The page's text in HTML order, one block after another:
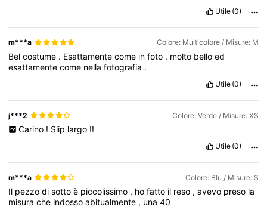
Utile (0)
m***a Colore: Multicolore / Misure: M
Belcostume . Esattamentecome infoto . molto belloed
esattamentecome nellafotografia .
Utile (0)
j***2 Colore: Verde / Misure: XS
Carino ! Slip largo !!
Utile (0)
m***a Colore: Blu / Misure: S
Il pezzodisottoè piccolissimo , hofatto il reso ,avevo preso la
misurache indossoabitualmente , una40